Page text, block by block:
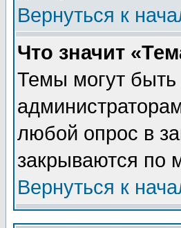
Вернуться к
Что значит
Темы могут быть
любой опрос в
закрываются по
Вернуться к